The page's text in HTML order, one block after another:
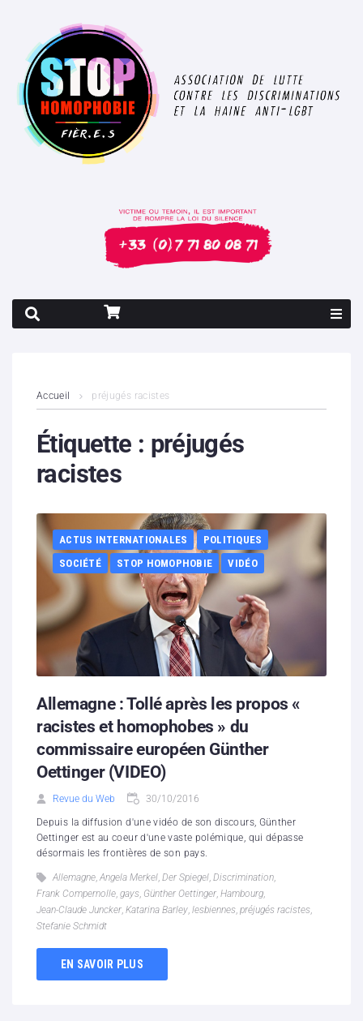
Contenus litigieux
Nous soutenir
Partenaires
Hébergement solidaire
Accueil préjugés racistes
Étiquette : préjugés
racistes
ACTUS INTERNATIONALES
POLITIQUES
SOCIÉTÉ
STOP HOMOPHOBIE VIDÉO
Allemagne : Tollé après les propos «
racistes et homophobes » du
commissaire européen Günther
Oettinger (VIDEO)
Revue du Web 30/10/2016
Depuis la diffusion d'une vidéo de son discours, Günther
Oettinger est au coeur d'une vaste polémique, qui dépasse
désormais les frontières de son pays.
Allemagne, Angela Merkel, Der Spiegel, Discrimination,
Frank Compernolle, gays, Günther Oettinger, Hambourg,
Jean-Claude Juncker, Katarina Barley, lesbiennes, préjugés racistes,
Stefanie Schmidt
EN SAVOIR PLUS